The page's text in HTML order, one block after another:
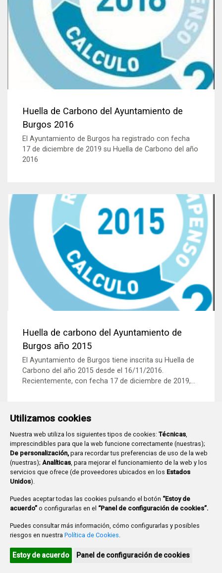
Utilizamos cookies
Nuestra web utiliza los siguientes tipos de cookies: Técnicas,
imprescindibles para que la web funcione correctamente (nuestras);
De personalización, para recordar tus preferencias de uso de la web
(nuestras); Analíticas, para mejorar el funcionamiento de la web y los
servicios que ofrece (de proveedores ubicados en los Estados
Unidos).
Puedes aceptar todas las cookies pulsando el botón “Estoy de
acuerdo” o configurarlas en el “Panel de configuración de cookies”.
Puedes consultar más información, cómo configurarlas y posibles
riesgos en nuestra Política de Cookies.
Estoy de acuerdo Panel de configuración de cookies
Huella de Carbono del Ayuntamiento de
Burgos 2016
El Ayuntamiento de Burgos ha registrado con fecha
17 de diciembre de 2019 su Huella de Carbono del año
2016
Huella de carbono del Ayuntamiento de
Burgos año 2015
El Ayuntamiento de Burgos tiene inscrita su Huella de
Carbono del año 2015 desde el 16/11/2016.
Recientemente, con fecha 17 de diciembre de 2019,...
Plaza Mayor 1- 09071BURGOS
947 288 800 CIF:P-0906100-C
CONTACTO | AVISOS, QUEJAS Y SUGERENCIAS
CANAL DE DENUNCIAS
MAPA WEB
AVISO LEGAL
PROMUEVE BURGOS